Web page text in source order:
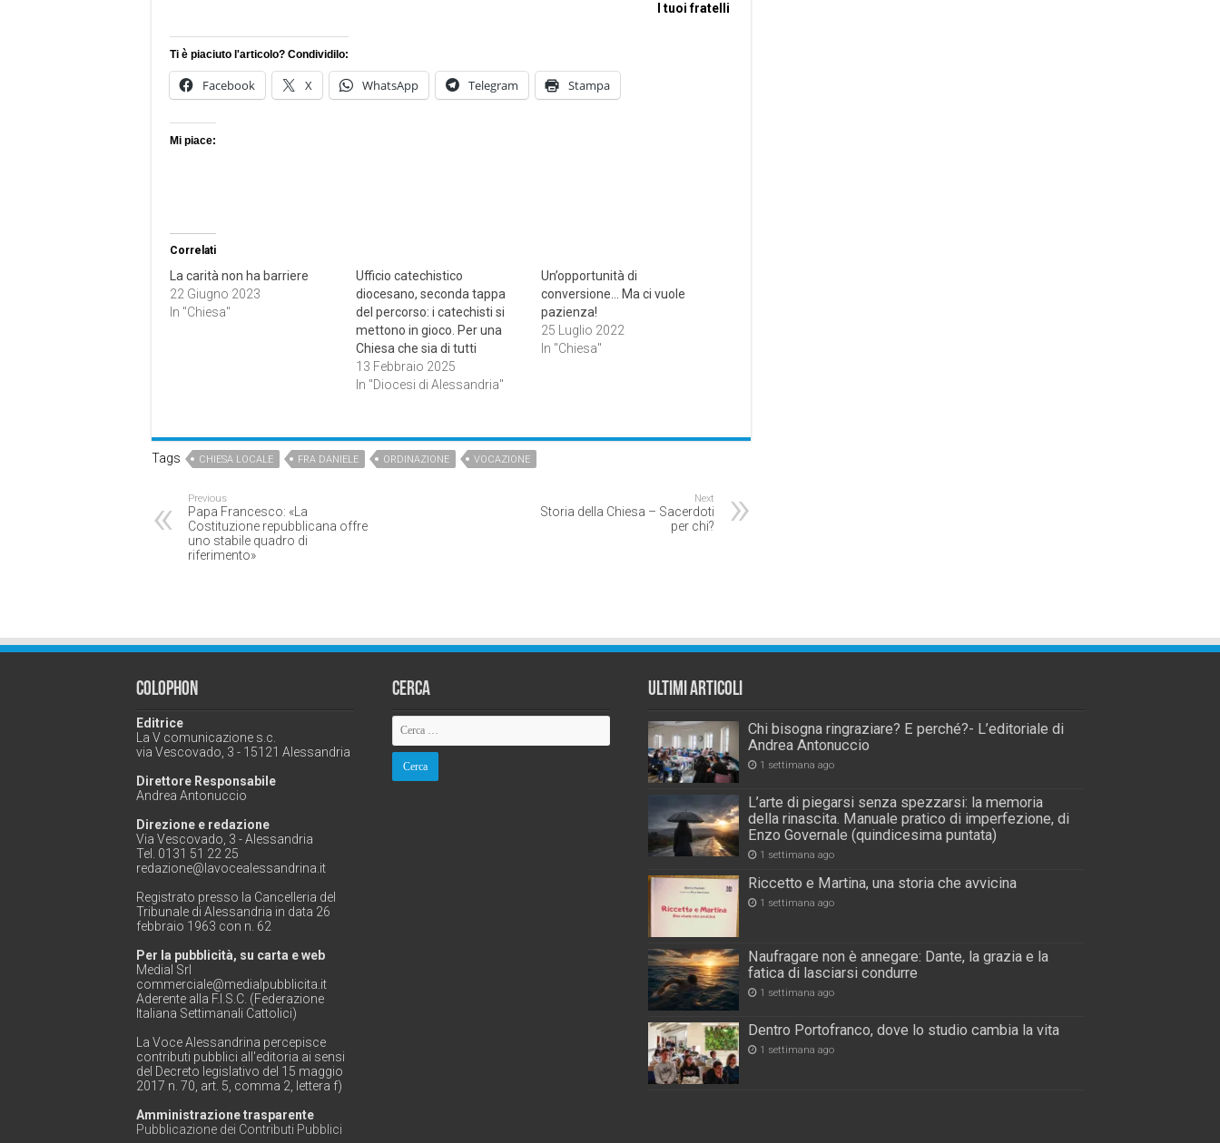
I tuoi fratelli
Ti è piaciuto l'articolo? Condividilo:
Facebook X WhatsApp Telegram Stampa
Mi piace:
Correlati
La carità non ha barriere
22 Giugno 2023
In "Chiesa"
Ufficio catechistico
diocesano, seconda tappa
del percorso: i catechisti si
mettono in gioco. Per una
Chiesa che sia di tutti
13 Febbraio 2025
In "Diocesi di Alessandria"
Un’opportunità di
conversione… Ma ci vuole
pazienza!
25 Luglio 2022
In "Chiesa"
Tags CHIESA LOCALE FRA DANIELE ORDINAZIONE VOCAZIONE
Previous
Papa Francesco: «La
Costituzione repubblicana offre
uno stabile quadro di
riferimento»
Next
Storia della Chiesa – Sacerdoti
per chi?
Colophon
Editrice
La V comunicazione s.c.
via Vescovado, 3 - 15121 Alessandria
Direttore Responsabile
Andrea Antonuccio
Direzione e redazione
Via Vescovado, 3 - Alessandria
Tel. 0131 51 22 25
redazione@lavocealessandrina.it
Registrato presso la Cancelleria del
Tribunale di Alessandria in data 26
febbraio 1963 con n. 62
Per la pubblicità, su carta e web
Medial Srl
commerciale@medialpubblicita.it
Aderente alla F.I.S.C. (Federazione
Italiana Settimanali Cattolici)
La Voce Alessandrina percepisce
contributi pubblici all'editoria ai sensi
del Decreto legislativo del 15 maggio
2017 n. 70, art. 5, comma 2, lettera f)
Amministrazione trasparente
Pubblicazione dei Contributi Pubblici
Cerca Ultimi Articoli
Chi bisogna ringraziare? E perché?- L’editoriale di
Andrea Antonuccio
1 settimana ago
L’arte di piegarsi senza spezzarsi: la memoria
della rinascita. Manuale pratico di imperfezione, di
Enzo Governale (quindicesima puntata)
1 settimana ago
Riccetto e Martina, una storia che avvicina
1 settimana ago
Naufragare non è annegare: Dante, la grazia e la
fatica di lasciarsi condurre
1 settimana ago
Dentro Portofranco, dove lo studio cambia la vita
1 settimana ago